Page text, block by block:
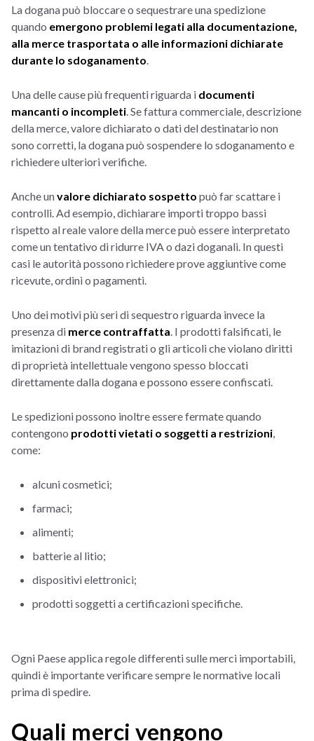
La dogana può bloccare o sequestrare una spedizione
quando emergono problemi legati alla documentazione,
alla merce trasportata o alle informazioni dichiarate
durante lo sdoganamento.
Una delle cause più frequenti riguarda i documenti
mancanti o incompleti. Se fattura commerciale, descrizione
della merce, valore dichiarato o dati del destinatario non
sono corretti, la dogana può sospendere lo sdoganamento e
richiedere ulteriori verifiche.
Anche unvalore dichiarato sospetto può far scattare i
controlli. Ad esempio, dichiarare importi troppo bassi
rispetto al reale valore della merce può essere interpretato
come un tentativo di ridurre IVA o dazi doganali. In questi
casi le autorità possono richiedere prove aggiuntive come
ricevute, ordini o pagamenti.
Uno dei motivi più seri di sequestro riguarda invece la
presenza di merce contraffatta. I prodotti falsificati, le
imitazioni di brand registrati o gli articoli che violano diritti
di proprietà intellettuale vengono spesso bloccati
direttamente dalla dogana e possono essere confiscati.
Le spedizioni possono inoltre essere fermate quando
contengono prodotti vietati o soggetti a restrizioni,
come:
alcuni cosmetici;
farmaci;
alimenti;
batterie al litio;
dispositivi elettronici;
prodotti soggetti a certificazioni specifiche.
Ogni Paese applica regole differenti sulle merci importabili,
quindi è importante verificare sempre le normative locali
prima di spedire.
Quali merci vengono